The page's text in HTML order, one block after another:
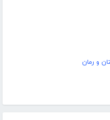
و رمان